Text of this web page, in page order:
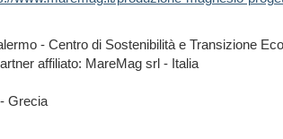
- Centro di Sostenibilità e Transizione
affiliato: MareMag srl - Italia
Grecia